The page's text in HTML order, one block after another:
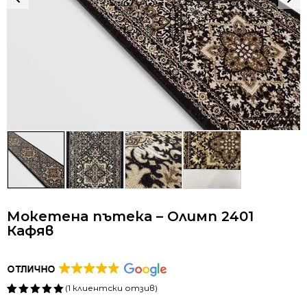
Мокетена пътека – Олимп 2401
Кафяв
(1 клиентски отзив)